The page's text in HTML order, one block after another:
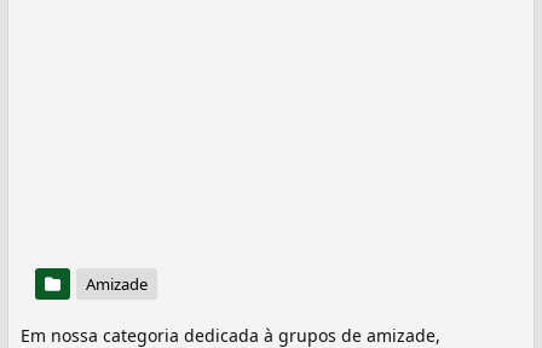
Amizade
Em nossa categoria dedicada à grupos de amizade,